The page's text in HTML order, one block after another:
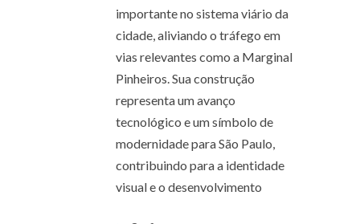
importante no sistema viário da
cidade, aliviando o tráfego em
vias relevantes como a Marginal
Pinheiros. Sua construção
representa um avanço
tecnológico e um símbolo de
modernidade para São Paulo,
contribuindo para a identidade
visual e o desenvolvimento